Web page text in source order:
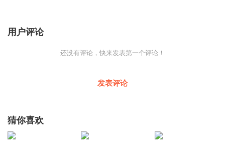
用户评论
还没有评论，快来发表第一个评论！
发表评论
猜你喜欢